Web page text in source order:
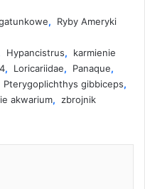
,
Ryby Ameryki
Hypancistrus,
karmienie
, Loricariidae, Panaque,
Pterygoplichthys gibbiceps,
akwarium,
zbrojnik